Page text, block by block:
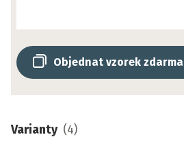
Objednat vzorek zdarma
Varianty (4)